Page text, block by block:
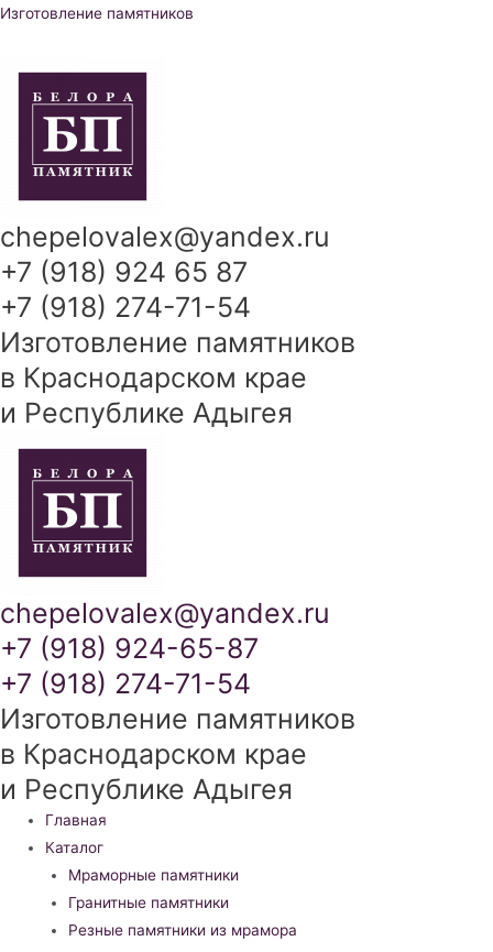
Перейти
Изготовление памятников
chepelovalex@yandex.ru
+7 (918) 924 65 87
+7 (918) 274-71-54
Изготовление памятников
в Краснодарском крае
и Республике Адыгея
chepelovalex@yandex.ru
+7 (918) 924-65-87
+7 (918) 274-71-54
Изготовление памятников
в Краснодарском крае
и Республике Адыгея
Меню
Главная
Каталог
Мраморные памятники
Гранитные памятники
Резные памятники из мрамора